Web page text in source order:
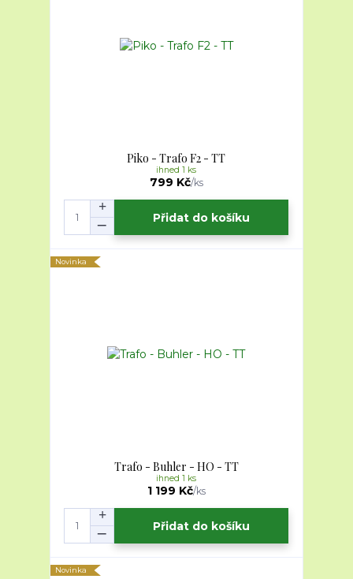
Piko - Trafo F2 - TT
799 Kč/ks
ihned 1 ks
Přidat do košíku
Novinka
Trafo - Buhler - HO - TT
1 199 Kč/ks
ihned 1 ks
Přidat do košíku
Novinka